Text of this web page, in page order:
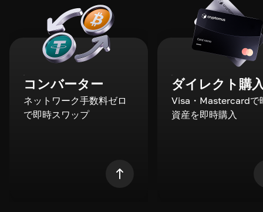
コンバーター
ネットワーク手数料ゼロ
で即時スワップ
ダイレクト購
Visa・Mastercardで
資産を即時購入